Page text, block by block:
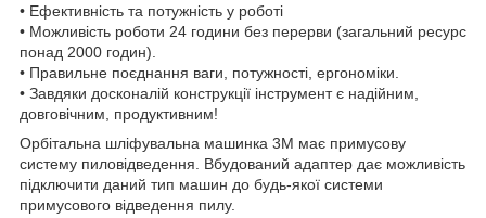
• Ефективність та потужність у роботі
• Можливість роботи 24 години без перерви (загальний ресурс
понад 2000 годин).
• Правильне поєднання ваги, потужності, ергономіки.
• Завдяки досконалій конструкції інструмент є надійним,
довговічним, продуктивним!
Орбітальна шліфувальна машинка 3M має примусову
систему пиловідведення. Вбудований адаптер дає можливість
підключити даний тип машин до будь-якої системи
примусового відведення пилу.